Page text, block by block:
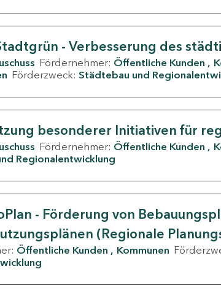
- Verbesserung des
Fördernehmer: Öffentliche Kunden
Förderzweck: Städtebau und
besonderer Initiativen für
Fördernehmer: Öffentliche Kunden
Regionalentwicklung
- Förderung von
(Regionale
Öffentliche Kunden Kommunen